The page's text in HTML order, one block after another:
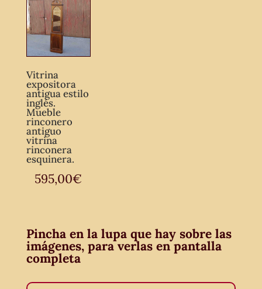
Vitrina
expositora
antigua estilo
inglés.
Mueble
rinconero
antiguo
vitrina
rinconera
esquinera.
595,00€
Pincha en la lupa que hay sobre las
imágenes, para verlas en pantalla
completa